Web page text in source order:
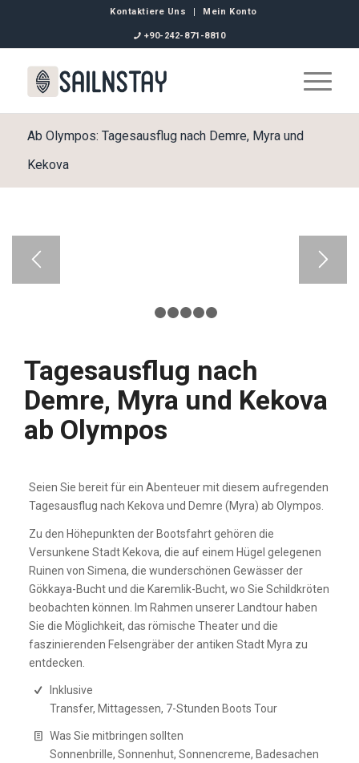
Kontaktiere Uns Mein Konto
+90-242-871-8810
Ab Olympos: Tagesausflug nach Demre, Myra und
Kekova
Tagesausflug nach
Demre, Myra und Kekova
ab Olympos
Seien Sie bereit für ein Abenteuer mit diesem aufregenden
Tagesausflug nach Kekova und Demre (Myra) ab Olympos.
Zu den Höhepunkten der Bootsfahrt gehören die
Versunkene Stadt Kekova, die auf einem Hügel gelegenen
Ruinen von Simena, die wunderschönen Gewässer der
Gökkaya-Bucht und die Karemlik-Bucht, wo Sie Schildkröten
beobachten können. Im Rahmen unserer Landtour haben
Sie die Möglichkeit, das römische Theater und die
faszinierenden Felsengräber der antiken Stadt Myra zu
entdecken.
Inklusive
Transfer, Mittagessen, 7-Stunden Boots Tour
Was Sie mitbringen sollten
Sonnenbrille, Sonnenhut, Sonnencreme, Badesachen